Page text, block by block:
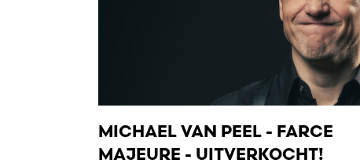
MICHAEL VAN PEEL - FARCE
MAJEURE - UITVERKOCHT!